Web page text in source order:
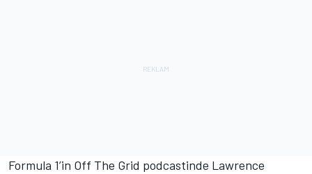
Formula 1’in Off The Grid podcastinde Lawrence